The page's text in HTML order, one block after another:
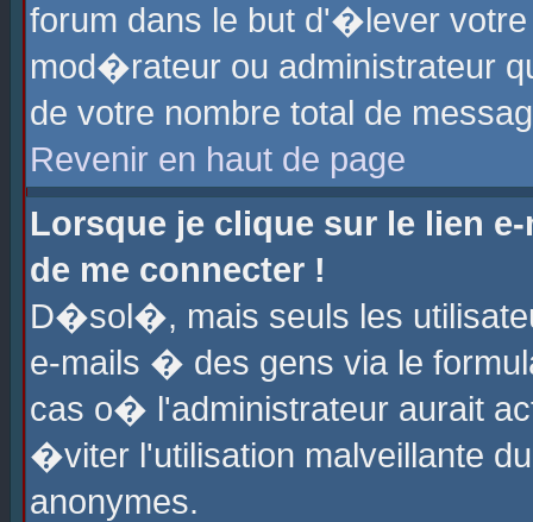
forum dans le but d'�lever
mod�rateur ou administrateur
de votre nombre total de
Revenir en haut de page
Lorsque je clique sur le lien
de me connecter !
D�sol�, mais seuls les
e-mails � des gens via le
cas o� l'administrateur aurait
�viter l'utilisation malveillante
anonymes.